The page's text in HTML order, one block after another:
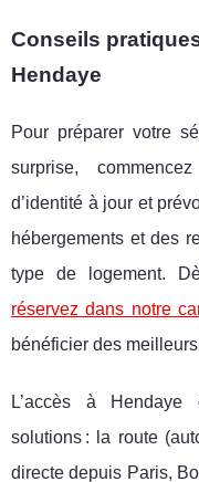
Conseils
Hendaye
Pour préparer votre
surprise,
d’identité à jour et
hébergements et des
type de logement.
réservez dans notre
bénéficier des
L’accès à
solutions : la route
directe depuis Paris,